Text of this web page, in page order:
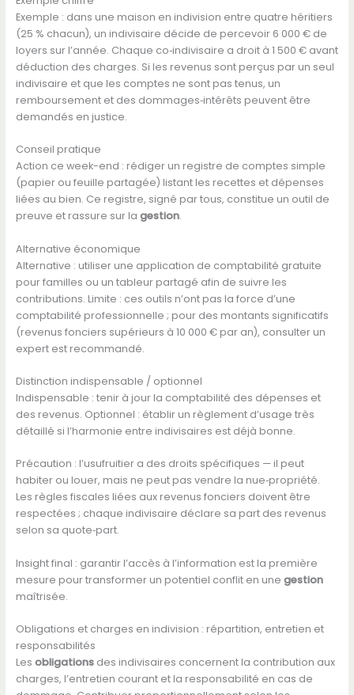
Exemple : dans une maison en indivision entre quatre héritiers
(25 % chacun), un indivisaire décide de percevoir 6 000 € de
loyers sur l’année. Chaque co‑indivisaire a droit à 1 500 € avant
déduction des charges. Si les revenus sont perçus par un seul
indivisaire et que les comptes ne sont pas tenus, un
remboursement et des dommages‑intérêts peuvent être
demandés en justice.
Conseil pratique
Action ce week-end : rédiger un registre de comptes simple
(papier ou feuille partagée) listant les recettes et dépenses
liées au bien. Ce registre, signé par tous, constitue un outil de
preuve et rassure sur la gestion.
Alternative économique
Alternative : utiliser une application de comptabilité gratuite
pour familles ou un tableur partagé afin de suivre les
contributions. Limite : ces outils n’ont pas la force d’une
comptabilité professionnelle ; pour des montants significatifs
(revenus fonciers supérieurs à 10 000 € par an), consulter un
expert est recommandé.
Distinction indispensable / optionnel
Indispensable : tenir à jour la comptabilité des dépenses et
des revenus. Optionnel : établir un règlement d’usage très
détaillé si l’harmonie entre indivisaires est déjà bonne.
Précaution : l’usufruitier a des droits spécifiques — il peut
habiter ou louer, mais ne peut pas vendre la nue‑propriété.
Les règles fiscales liées aux revenus fonciers doivent être
respectées ; chaque indivisaire déclare sa part des revenus
selon sa quote‑part.
Insight final : garantir l’accès à l’information est la première
mesure pour transformer un potentiel conflit en une gestion
maîtrisée.
Obligations et charges en indivision : répartition, entretien et
responsabilités
Les obligationsdes indivisaires concernent la contribution aux
charges, l’entretien courant et la responsabilité en cas de